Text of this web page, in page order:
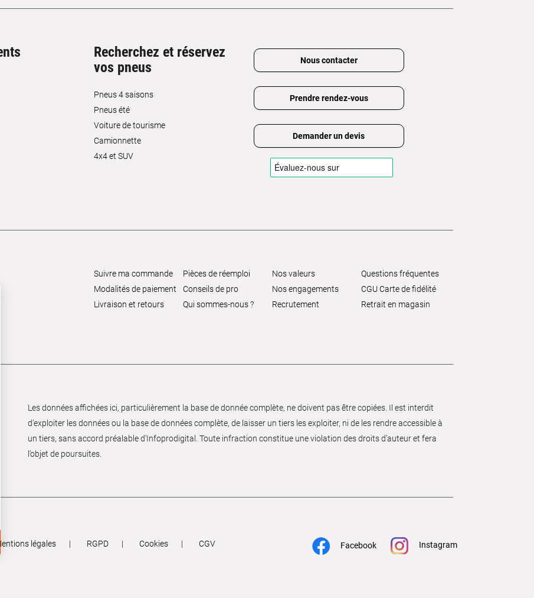
Recherchez et réservez
vos pneus
Pneus 4 saisons
Pneus été
Voiture de tourisme
Camionnette
4x4 et SUV
Nous contacter
Prendre rendez-vous
Demander un devis
Suivre ma commande
Modalités de paiement
Livraison et retours
Pièces de réemploi
Conseils de pro
Qui sommes-nous ?
Nos valeurs
Nos engagements
Recrutement
Questions fréquentes
CGU Carte de fidélité
Retrait en magasin
Les données affichées ici, particulièrement la base de donnée complète, ne doivent pas être copiées. Il est interdit
d’exploiter les données ou la base de données complète, de laisser un tiers les exploiter, ni de les rendre accessible à
un tiers, sans accord préalable d'Infoprodigital. Toute infraction constitue une violation des droits d’auteur et fera
l’objet de poursuites.
Mentions légales RGPD Cookies CGV Facebook Instagram